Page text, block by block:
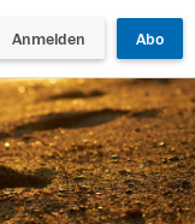
Anmelden Abo